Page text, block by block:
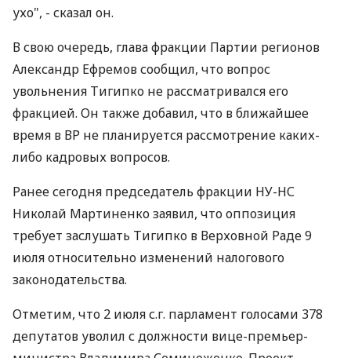
ухо", - сказал он.
В свою очередь, глава фракции Партии регионов
Александр Ефремов сообщил, что вопрос
увольнения Тигипко не рассматривался его
фракцией. Он также добавил, что в ближайшее
время в ВР не планируется рассмотрение каких-
либо кадровых вопросов.
Ранее сегодня председатель фракции НУ-НС
Николай Мартиненко заявил, что оппозиция
требует заслушать Тигипко в Верховной Раде 9
июля относительно изменений налогового
законодательства.
Отметим, что 2 июля с.г. парламент голосами 378
депутатов уволил с должности вице-премьер-